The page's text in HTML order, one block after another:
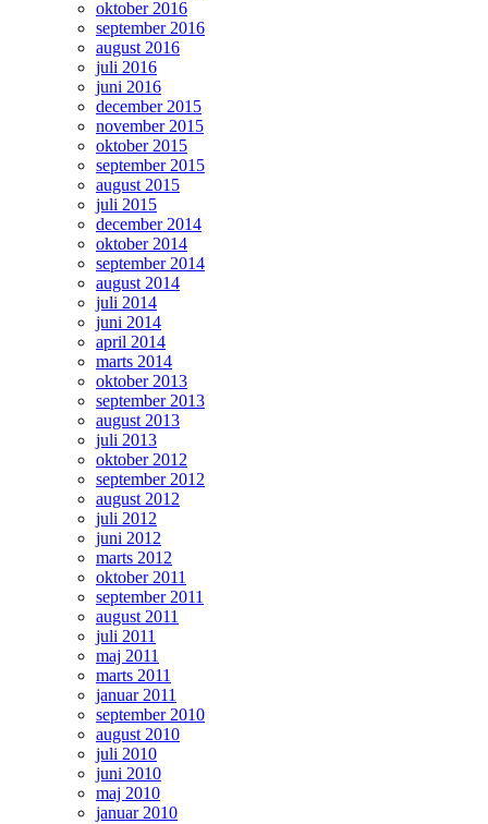
oktober 2016
september 2016
august 2016
juli 2016
juni 2016
december 2015
november 2015
oktober 2015
september 2015
august 2015
juli 2015
december 2014
oktober 2014
september 2014
august 2014
juli 2014
juni 2014
april 2014
marts 2014
oktober 2013
september 2013
august 2013
juli 2013
oktober 2012
september 2012
august 2012
juli 2012
juni 2012
marts 2012
oktober 2011
september 2011
august 2011
juli 2011
maj 2011
marts 2011
januar 2011
september 2010
august 2010
juli 2010
juni 2010
maj 2010
januar 2010